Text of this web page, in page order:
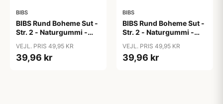
BIBS
BIBS Rund Boheme Sut -
Str. 2 - Naturgummi -
VEJL. PRIS 49,95 KR
39,96 kr
BIBS
BIBS Rund Boheme Sut -
Str. 2 - Naturgummi -
VEJL. PRIS 49,95 KR
39,96 kr